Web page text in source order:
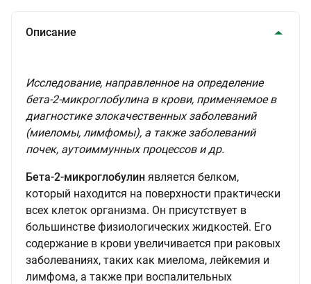
Описание
Исследование, направленное на определение
бета-2-микроглобулина в крови, применяемое в
диагностике злокачественных заболеваний
(миеломы, лимфомы), а также заболеваний
почек, аутоиммунных процессов и др.
Бета-2-микроглобулин является белком,
который находится на поверхности практически
всех клеток организма. Он присутствует в
большинстве физиологических жидкостей. Его
содержание в крови увеличивается при раковых
заболеваниях, таких как миелома, лейкемия и
лимфома, а также при воспалительных